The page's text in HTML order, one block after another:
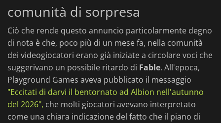
comunità di sorpresa
Ciò che rende questo annuncio particolarmente degno
di nota è che, poco più di un mese fa, nella comunità
dei videogiocatori erano già iniziate a circolare voci che
suggerivano un possibile ritardo di Fable. All'epoca,
Playground Games aveva pubblicato il messaggio
"Eccitati di darvi il bentornato ad Albion nell'autunno
del 2026", che molti giocatori avevano interpretato
come una chiara indicazione del fatto che il piano di